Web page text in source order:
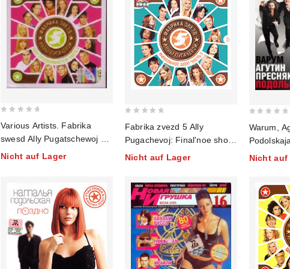
of
5
Various Artists. Fabrika
swesd Ally Pugatschewoj 5.
Schou prodolschaetsja.
Nicht auf Lager
of
5
Fabrika zvezd 5 Ally
Pugachevoj: Final'noe shou!
Chast' 2
Nicht auf Lager
of
5
Warum,
twoego
Nicht auf